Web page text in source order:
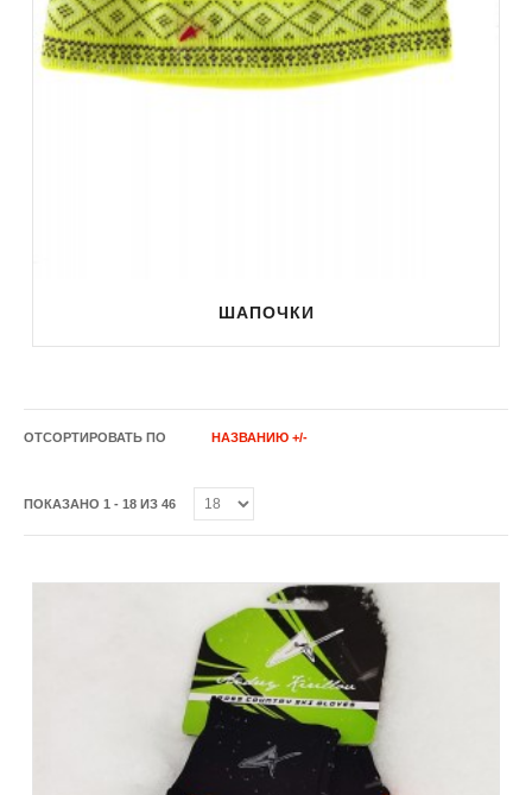
ШАПОЧКИ
ОТСОРТИРОВАТЬ ПО НАЗВАНИЮ +/-
ПОКАЗАНО 1 - 18 ИЗ 46